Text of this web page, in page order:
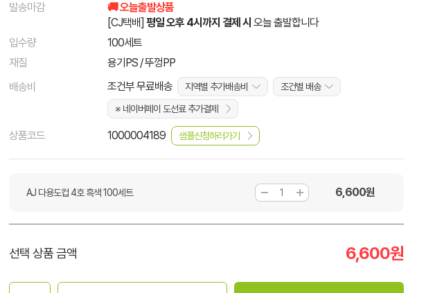
발송마감
🚚 오늘출발상품
[CJ택배] 평일 오후 4시까지 결제 시 오늘 출발합니다
입수량
100세트
재질
용기PS / 뚜껑PP
배송비
조건부 무료배송 지역별 추가배송비
조건별 배송
※ 네이버페이 도선료 추가결제
상품코드 1000004189 샘플신청하러가기
AJ 다용도컵 4호 흑색 100세트 6,600원
선택 상품 금액 6,600원